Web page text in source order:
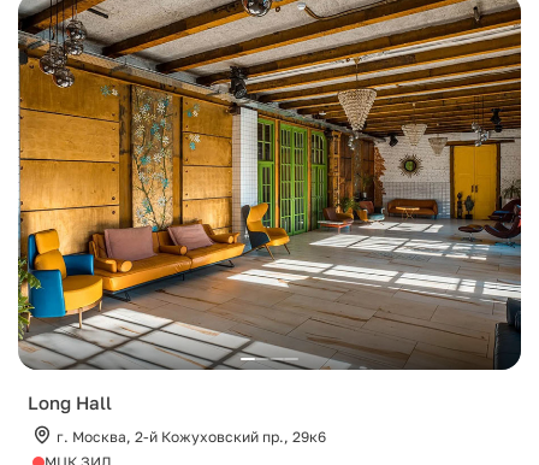
Long Hall
г. Москва, 2-й Кожуховский пр., 29к6